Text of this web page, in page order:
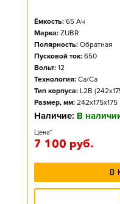
Ёмкость: 65 Ач
Марка: ZUBR
Полярность: Обратная
Пусковой ток: 650
Вольт: 12
Технология: Ca/Ca
Тип корпуса: L2B
Размер, мм: 242x175x175
Наличие: В
Цена*
7 100 руб.
В